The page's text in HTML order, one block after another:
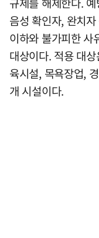
음성 확인자, 완치
이하와 불가피한 사
대상이다. 적용 대
육시설, 목욕장업,
개 시설이다.